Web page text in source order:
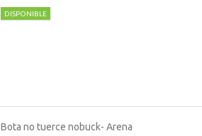
DISPONIBLE
Bota no tuerce nobuck- Arena